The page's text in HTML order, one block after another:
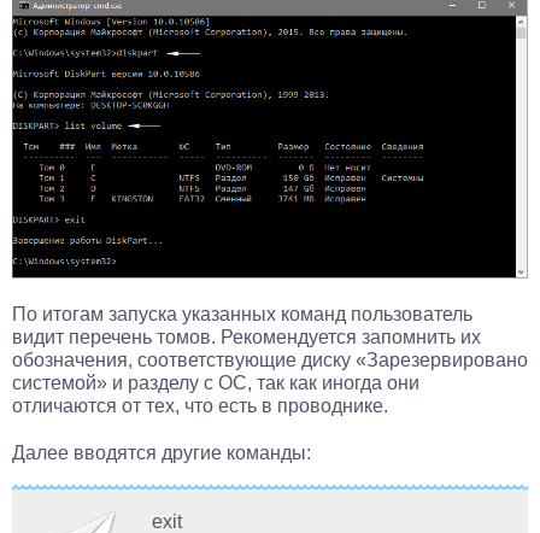
По итогам запуска указанных команд пользователь
видит перечень томов. Рекомендуется запомнить их
обозначения, соответствующие диску «Зарезервировано
системой» и разделу с ОС, так как иногда они
отличаются от тех, что есть в проводнике.
Далее вводятся другие команды:
exit